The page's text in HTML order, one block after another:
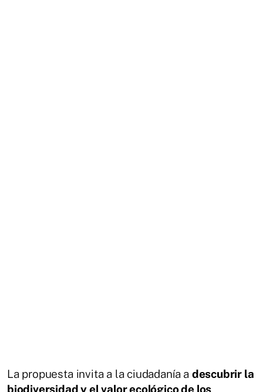
La propuesta invita a la ciudadanía a descubrir la
biodiversidad y el valor ecológico de los